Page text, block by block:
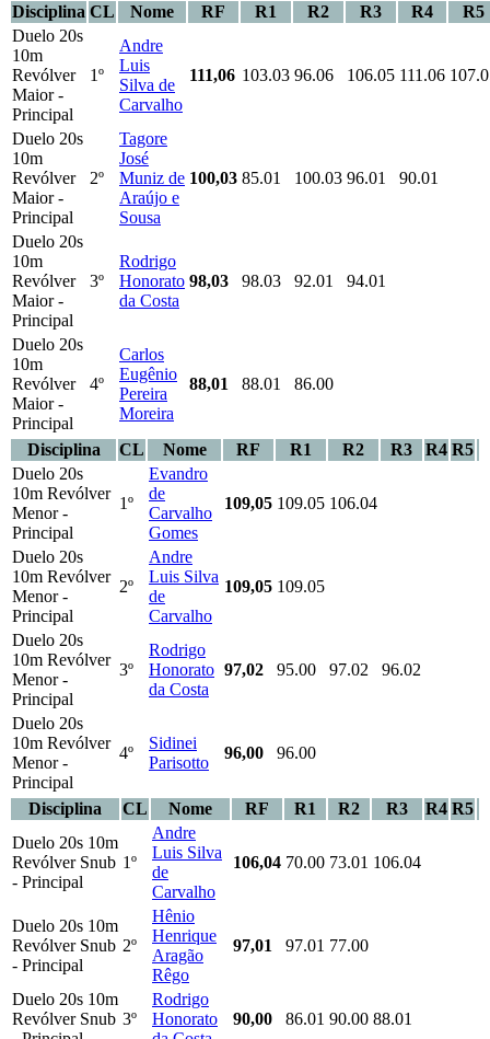
Disciplina CL Nome RF R1 R2 R3 R4
R5
Duelo 20s
10m
Revólver
Maior -
Principal
1º
Andre
Luis
Silva de
Carvalho
111,06 103.03 96.06 106.05 111.06
Duelo 20s
10m
Revólver
Maior -
Principal
2º
Tagore
José
Muniz de
Araújo e
Sousa
100,03 85.01 100.03 96.01 90.01
Duelo 20s
10m
Revólver
Maior -
Principal
3º
Rodrigo
Honorato
da Costa
98,03 98.03 92.01 94.01
Duelo 20s
10m
Revólver
Maior -
Principal
4º
Carlos
Eugênio
Pereira
Moreira
88,01 88.01 86.00
Disciplina CL Nome RF R1 R2 R3 R4 R5
Duelo 20s
10m Revólver
Menor -
Principal
1º
Evandro
de
Carvalho
Gomes
109,05 109.05 106.04
Duelo 20s
10m Revólver
Menor -
Principal
2º
Andre
Luis Silva
de
Carvalho
109,05 109.05
Duelo 20s
10m Revólver
Menor -
Principal
3º
Rodrigo
Honorato
da Costa
97,02 95.00 97.02 96.02
Duelo 20s
10m Revólver
Menor -
Principal
4º
Sidinei
Parisotto
96,00 96.00
Disciplina CL Nome RF R1 R2 R3 R4 R5
Duelo 20s 10m
Revólver Snub
- Principal
1º
Andre
Luis Silva
de
Carvalho
106,04 70.00 73.01 106.04
Duelo 20s 10m
Revólver Snub
- Principal
2º
Hênio
Henrique
Aragão
Rêgo
97,01 97.01 77.00
Duelo 20s 10m
Revólver Snub 3º
Rodrigo
Honorato
90,00 86.01 90.00 88.01